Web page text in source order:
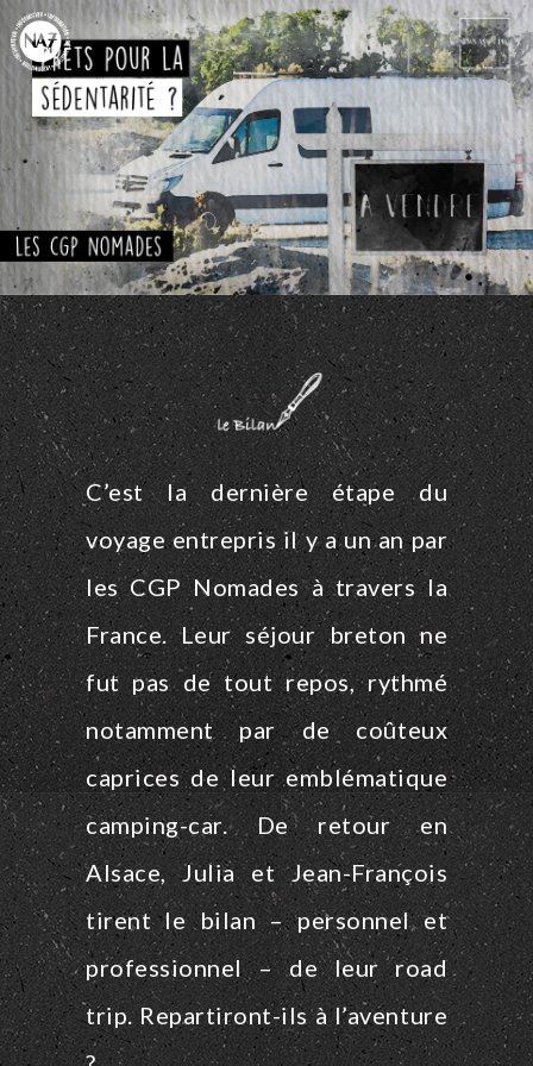
C’est la dernière étape du
voyage entrepris il y a un an par
les CGP Nomades à travers la
France. Leur séjour breton ne
fut pas de tout repos, rythmé
notamment par de coûteux
caprices de leur emblématique
camping-car. De retour en
Alsace, Julia et Jean-François
tirent le bilan – personnel et
professionnel – de leur road
trip. Repartiront-ils à l’aventure